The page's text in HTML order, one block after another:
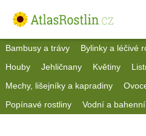
Bambusy a trávy Bylinky a léčivé
Houby
Jehličnany Květiny
Mechy, lišejníky a kapradiny
Popínavé rostliny
Vodní a